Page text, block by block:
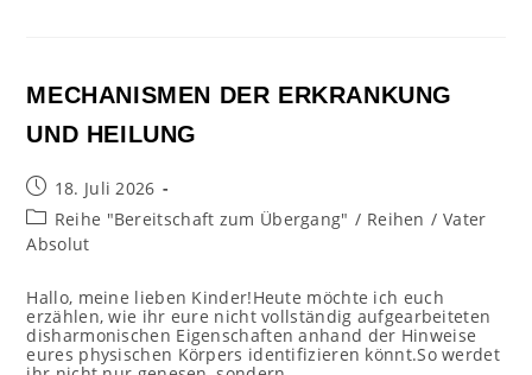
MECHANISMEN DER ERKRANKUNG
UND HEILUNG
Beitrag
veröffentlicht:
18. Juli 2026
Beitrags-
Kategorie:
Reihe "Bereitschaft zum Übergang" / Reihen / Vater
Absolut
Hallo, meine lieben Kinder!Heute möchte ich euch
erzählen, wie ihr eure nicht vollständig aufgearbeiteten
disharmonischen Eigenschaften anhand der Hinweise
eures physischen Körpers identifizieren könnt.So werdet